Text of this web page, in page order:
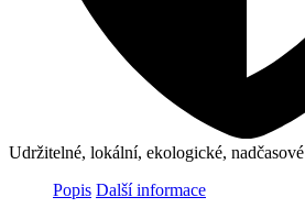
Udržitelné, lokální, ekologické, nadčasové
Popis Další informace